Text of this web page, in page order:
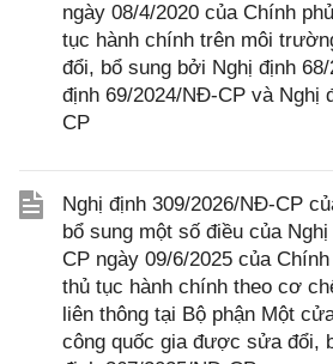
ngày 08/4/2020 của Chính
tục hành chính trên môi
đổi, bổ sung bởi Nghị định
định 69/2024/NĐ-CP và Nghị
CP
Nghị định 309/2026/NĐ-CP
bổ sung một số điều của
CP ngày 09/6/2025 của
thủ tục hành chính theo cơ
liên thông tại Bộ phận Một
công quốc gia được sửa đổi,